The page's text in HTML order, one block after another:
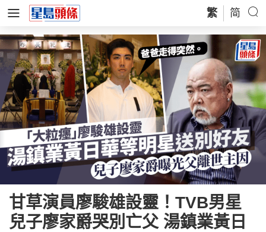
繁 简
甘草演員廖駿雄設靈！TVB男星
兒子廖家爵哭別亡父 湯鎮業黃日